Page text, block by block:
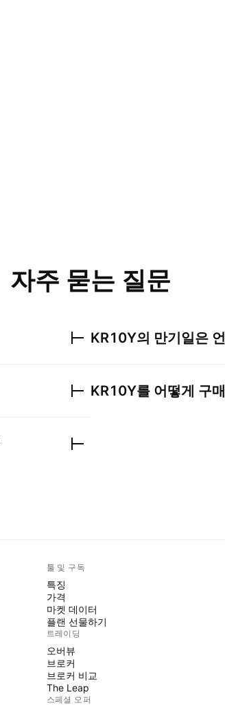
자주 묻는 질문
KR10Y의 만기일은
KR10Y를 어떻게 구
툴 및 구독
특징
가격
마켓 데이터
플랜 선물하기
트레이딩
오버뷰
브로커
브로커 비교
The Leap
스페셜 오퍼